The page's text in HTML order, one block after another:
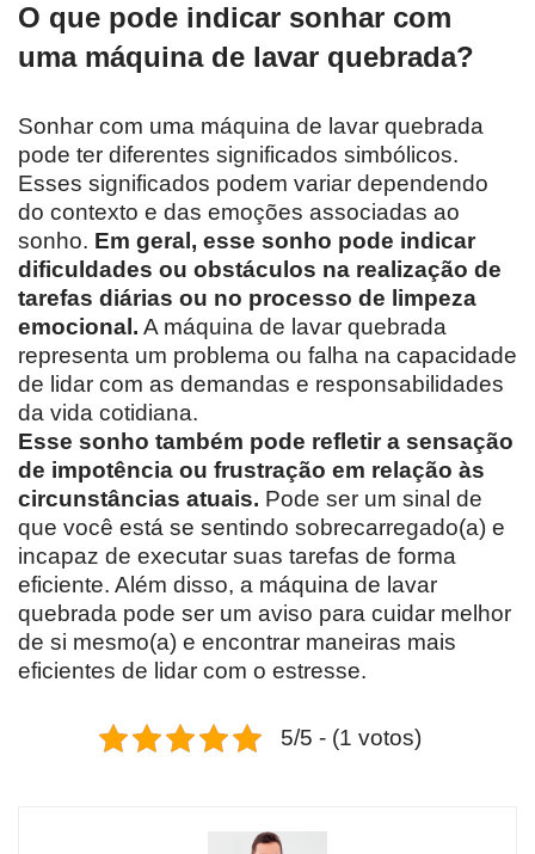
O que pode indicar sonhar com
uma máquina de lavar quebrada?
Sonhar com uma máquina de lavar quebrada
pode ter diferentes significados simbólicos.
Esses significados podem variar dependendo
do contexto e das emoções associadas ao
sonho. Em geral, esse sonho pode indicar
dificuldades ou obstáculos na realização de
tarefas diárias ou no processo de limpeza
emocional. A máquina de lavar quebrada
representa um problema ou falha na capacidade
de lidar com as demandas e responsabilidades
da vida cotidiana.
Esse sonho também pode refletir a sensação
de impotência ou frustração em relação às
circunstâncias atuais. Pode ser um sinal de
que você está se sentindo sobrecarregado(a) e
incapaz de executar suas tarefas de forma
eficiente. Além disso, a máquina de lavar
quebrada pode ser um aviso para cuidar melhor
de si mesmo(a) e encontrar maneiras mais
eficientes de lidar com o estresse.
5/5 - (1 votos)